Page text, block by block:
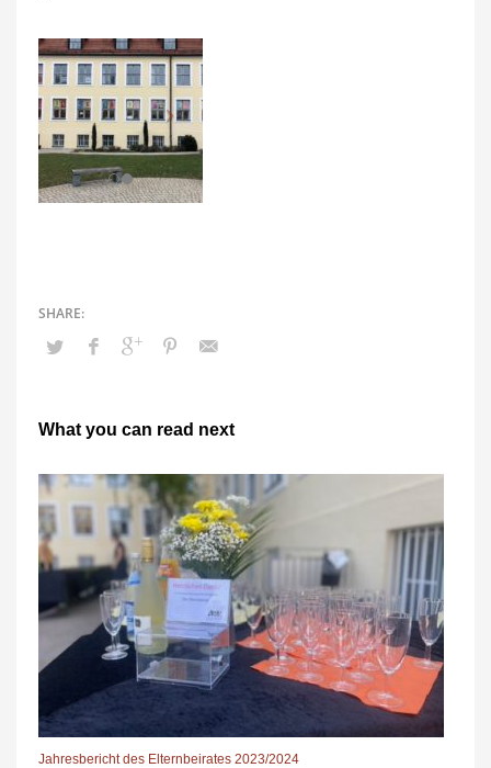
What you can read next
Jahresbericht des Elternbeirates 2023/2024